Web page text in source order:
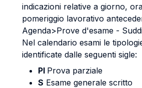
indicazioni relative a giorno,
pomeriggio lavorativo
Agenda>Prove d'esame -
Nel calendario esami le
identificate dalle seguenti sigle:
PI Prova parziale
S Esame generale scritto